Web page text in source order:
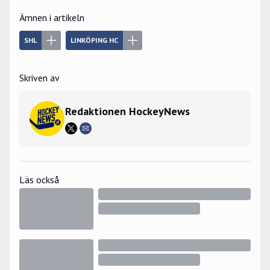
Ämnen i artikeln
SHL LINKÖPING HC
Skriven av
Redaktionen HockeyNews
Läs också